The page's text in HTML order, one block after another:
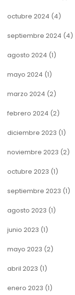
octubre 2024 (4)
septiembre 2024 (4)
agosto 2024 (1)
mayo 2024 (1)
marzo 2024 (2)
febrero 2024 (2)
diciembre 2023 (1)
noviembre 2023 (2)
octubre 2023 (1)
septiembre 2023 (1)
agosto 2023 (1)
junio 2023 (1)
mayo 2023 (2)
abril 2023 (1)
enero 2023 (1)